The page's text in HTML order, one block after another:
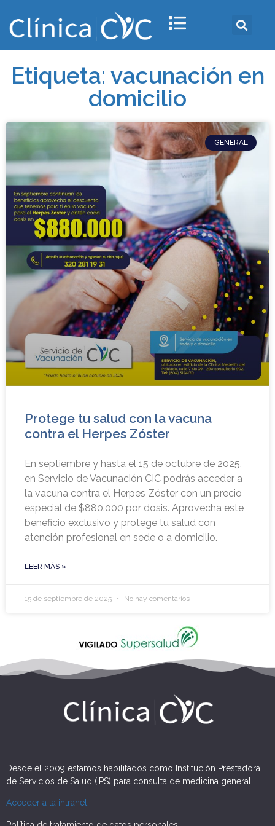
Etiqueta: vacunación en
domicilio
GENERAL
Protege tu salud con la vacuna
contra el Herpes Zóster
En septiembre y hasta el 15 de octubre de 2025,
en Servicio de Vacunación CIC podrás acceder a
la vacuna contra el Herpes Zóster con un precio
especial de $880.000 por dosis. Aprovecha este
beneficio exclusivo y protege tu salud con
atención profesional en sede o a domicilio.
LEER MÁS »
15 de septiembre de 2025 No hay comentarios
Desde el 2009 estamos habilitados como Institución Prestadora
de Servicios de Salud (IPS) para consulta de medicina general.
Acceder a la intranet